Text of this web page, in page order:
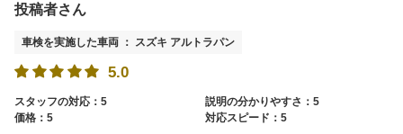
投稿者さん
車検を実施した車両 ： スズキ アルトラパン
5.0
スタッフの対応：5
説明の分かりやすさ：5
価格：5
対応スピード：5